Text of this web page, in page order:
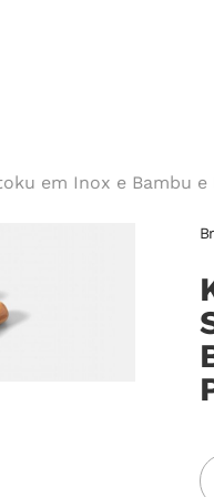
em Inox e Bambu